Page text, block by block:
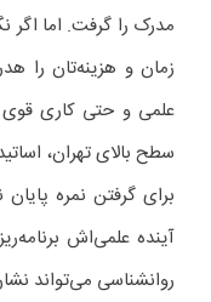
مدرک را گرفت. اما اگر
زمان و هزینه‌تان را
علمی و حتی کاری قوی
سطح بالای تهران،
برای گرفتن نمره
آینده علمی‌اش
روانشناسی می‌تواند